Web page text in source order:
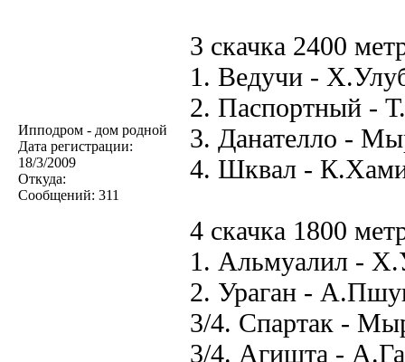
Ипподром - дом родной
Дата регистрации:
18/3/2009
Откуда:
Сообщений: 311
3 скачка 2400
1. Ведучи -
2. Паспортный -
3. Данателло -
4. Шквал -
4 скачка 1800
1. Альмуалил -
2. Ураган -
3/4. Спартак -
3/4. Агишта -